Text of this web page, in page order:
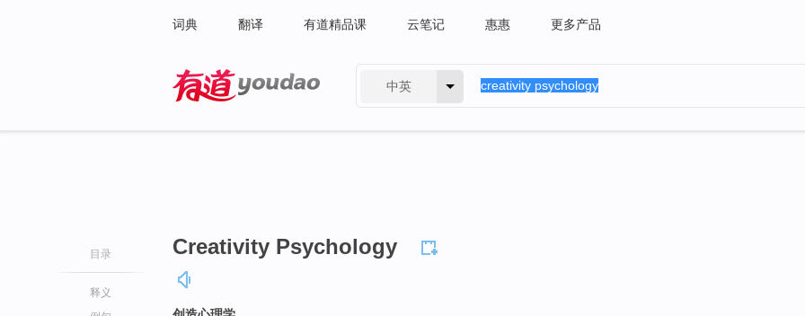
词典 翻译 有道精品课 云笔记 惠惠 更多产品
中英
目录
释义
Creativity Psychology